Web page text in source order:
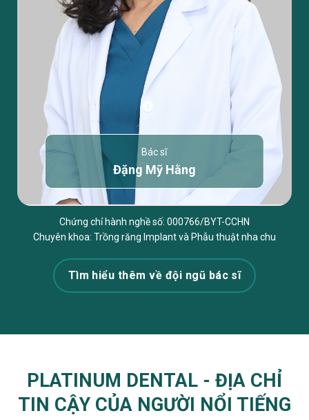
Bác sĩ
Đặng Mỹ Hằng
Chứng chỉ hành nghề số: 000766/BYT-CCHN
Chuyên khoa: Trồng răng Implant và Phẫu thuật nha chu
Tìm hiểu thêm về đội ngũ bác sĩ
PLATINUM DENTAL - ĐỊA CHỈ
TIN CẬY CỦA NGƯỜI NỔI TIẾNG